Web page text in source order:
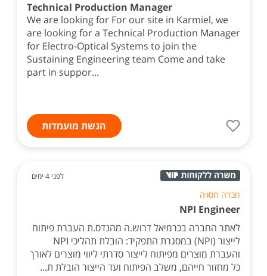
Technical Production Manager
We are looking for For our site in Karmiel, we
are looking for a Technical Production Manager
for Electro-Optical Systems to join the
Sustaining Engineering team Come and take
part in suppor...
הגשת מועמדות
לפני 4 ימים
חברה חסויה
NPI Engineer
לאתר החברה בכרמיאל דרוש.ה מהנדס.ת העברת פיתוח
לייצור (NPI) במסגרת התפקיד: הובלת תהליכי NPI
והעברת מוצרים מפיתוח לייצור סדרתי ליווי מוצרים לאורך
כל מחזור חייהם, משלב הפיתוח ועד הייצור הובלת ת...